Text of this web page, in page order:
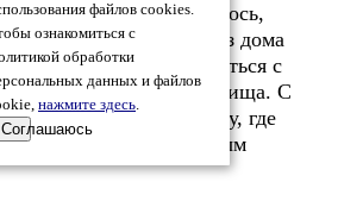
его терпению, казалось,
не знал, как гонят из дома
твёрдо решил расстаться с
её из своего жилища. С
вошёл в квартиру, где
дышало для него былым
файлов cookies.
ознакомиться с
обработки
данных и файлов
нажмите здесь.
Соглашаюсь